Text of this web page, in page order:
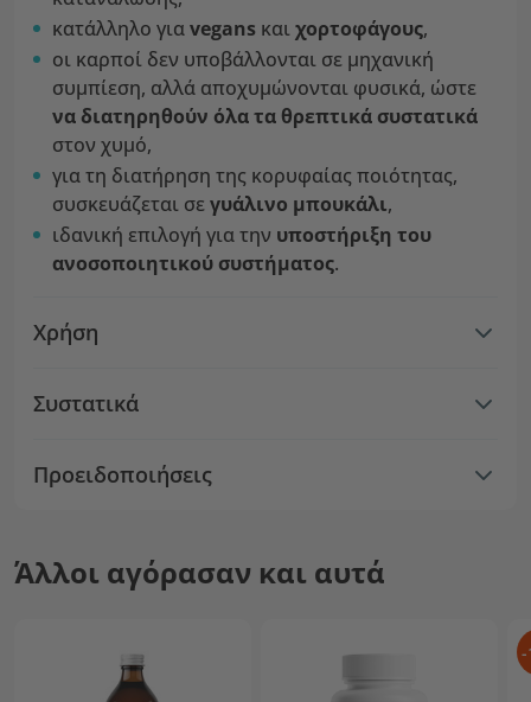
κατάλληλο γιαvegans καιχορτοφάγους,
οι καρποί δεν υποβάλλονται σε μηχανική
συμπίεση, αλλά αποχυμώνονται φυσικά, ώστε
να διατηρηθούν όλα τα θρεπτικά συστατικά
στον χυμό,
για τη διατήρηση της κορυφαίας ποιότητας,
συσκευάζεται σεγυάλινο μπουκάλι,
ιδανική επιλογή για την υποστήριξη του
ανοσοποιητικού συστήματος.
Χρήση
Συστατικά
Προειδοποιήσεις
Άλλοι αγόρασαν και αυτά
-